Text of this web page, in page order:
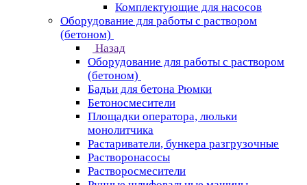
Комплектующие для насосов
Оборудование для работы с раствором
(бетоном)
Назад
Оборудование для работы с раствором
(бетоном)
Бадьи для бетона Рюмки
Бетоносмесители
Площадки оператора, люльки
монолитчика
Растариватели, бункера разгрузочные
Растворонасосы
Растворосмесители